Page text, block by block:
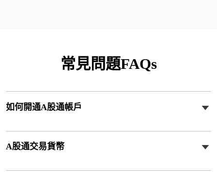
常見問題FAQs
如何開通A股通帳戶
A股通交易貨幣